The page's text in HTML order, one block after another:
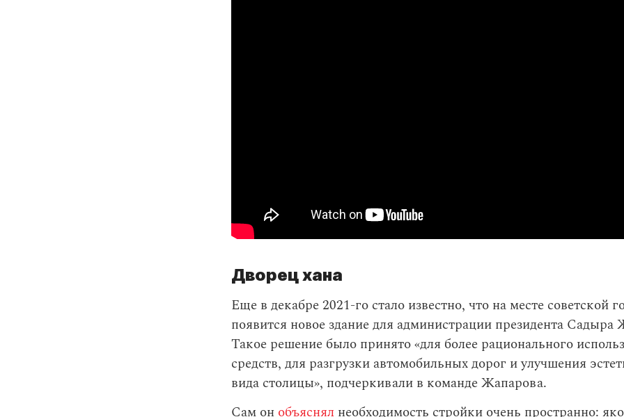
Дворец хана
Еще в декабре 2021-го стало известно, что на месте советской
появится новое здание для администрации президента Садыра
Такое решение было принято «для более рационального
средств, для разгрузки автомобильных дорог и улучшения
вида столицы», подчеркивали в команде Жапарова.
Сам он объяснял необходимость стройки очень пространно: